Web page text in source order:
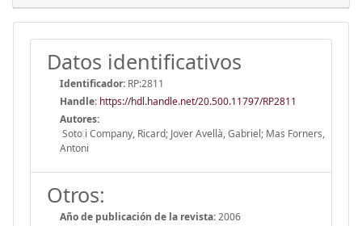
Datos identificativos
Identificador: RP:2811
Handle: https://hdl.handle.net/20.500.11797/RP2811
Autores:
Soto i Company, Ricard; Jover Avellà, Gabriel; Mas Forners,
Antoni
Otros:
Año de publicación de la revista:2006